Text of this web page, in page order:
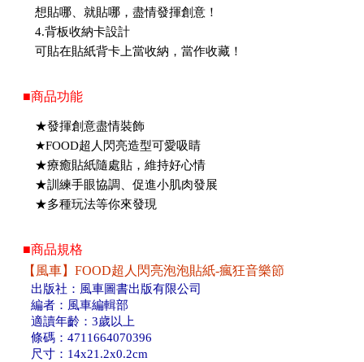
想貼哪、就貼哪，盡情發揮創意！
4.背板收納卡設計
可貼在貼紙背卡上當收納，當作收藏！
■商品功能
★發揮創意盡情裝飾
★FOOD超人閃亮造型可愛吸睛
★療癒貼紙隨處貼，維持好心情
★訓練手眼協調、促進小肌肉發展
★多種玩法等你來發現
■商品規格
【風車】FOOD超人閃亮泡泡貼紙-瘋狂音樂節
出版社：風車圖書出版有限公司
編者：風車編輯部
適讀年齡：3歲以上
條碼：4711664070396
尺寸：14x21.2x0.2cm